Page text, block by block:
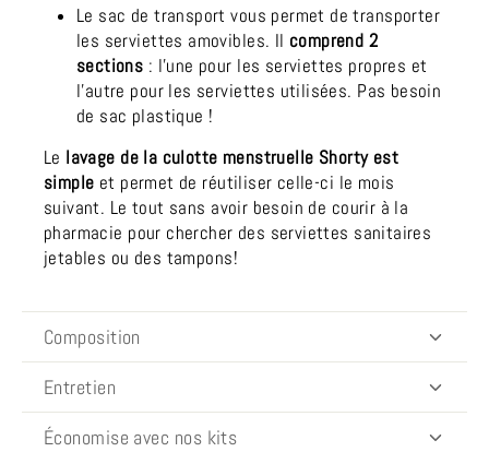
Le sac de transport vous permet de transporter
les serviettes amovibles. Il comprend 2
sections : l’une pour les serviettes propres et
l'autre pour les serviettes utilisées. Pas besoin
de sac plastique !
Le lavage de la culotte menstruelle Shorty est
simple et permet de réutiliser celle-ci le mois
suivant. Le tout sans avoir besoin de courir à la
pharmacie pour chercher des serviettes sanitaires
jetables ou des tampons!
Composition
Entretien
Économise avec nos kits